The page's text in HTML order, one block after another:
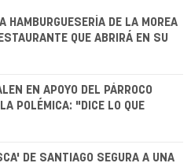
HAMBURGUESERÍA DE LA MOREA
QUE ABRIRÁ EN SU
EN APOYO DEL PÁRROCO
POLÉMICA: "DICE LO QUE
DE SANTIAGO SEGURA A UNA